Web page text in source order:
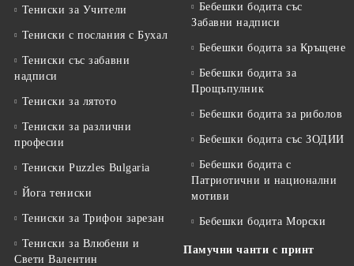
Тениски за Учители
Тениски с послания с Бухал
Тениски със забавни
надписи
Тениски за лятото
Тениски за различни
професии
Тениски Puzzles Bulgaria
Йога тениски
Тениски за Трифон зарезан
Тениски за Влюбени и
Свети Валентин
Бебешки бодита със
Забавни надписи
Бебешки бодита за Кръщене
Бебешки бодита за
Прощъпулник
Бебешки бодита за риболов
Бебешки бодита със ЗОДИИ
Бебешки бодита с
Патриотични и национални
мотиви
Бебешки бодита Морски
Памучни чанти с принт